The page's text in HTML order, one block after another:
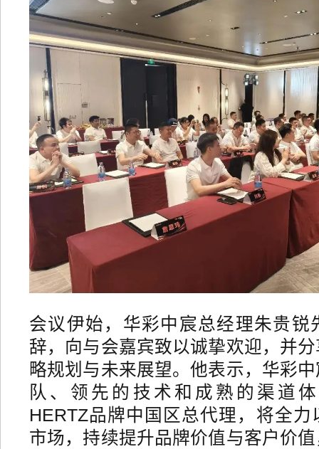
会议伊始，华彩中宸总经理朱贵锐
辞，向与会嘉宾致以诚挚欢迎，并
略规划与未来展望。他表示，华彩
队、领先的技术和成熟的渠道
HERTZ品牌中国区总代理，将全力
市场，持续提升品牌价值与客户价